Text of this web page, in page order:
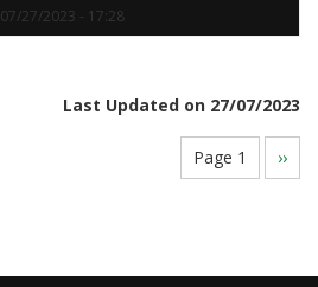
27/2023 - 17:28
Last Updated on 27/07/2023
Page 1
Next
page
››